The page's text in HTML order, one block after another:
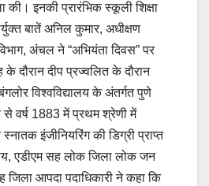
की। इनकी प्रारंभिक स्कूली शिक्षा
बातें अनिल कुमार, अधीक्षण
अंचल ने “अभियंता दिवस” पर
दौरान दीप प्रज्वलित के दौरान
विश्वविद्यालय के अंतर्गत पुणे
से वर्ष 1883 में प्रथम श्रेणी में
इंजीनियरिंग की डिग्री प्राप्त
एडीएम सह लोक जिला लोक जन
जिला आपदा पदाधिकारी ने कहा कि